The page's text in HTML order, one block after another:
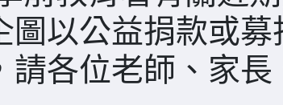
圖以公益捐款或募
請各位老師、家長